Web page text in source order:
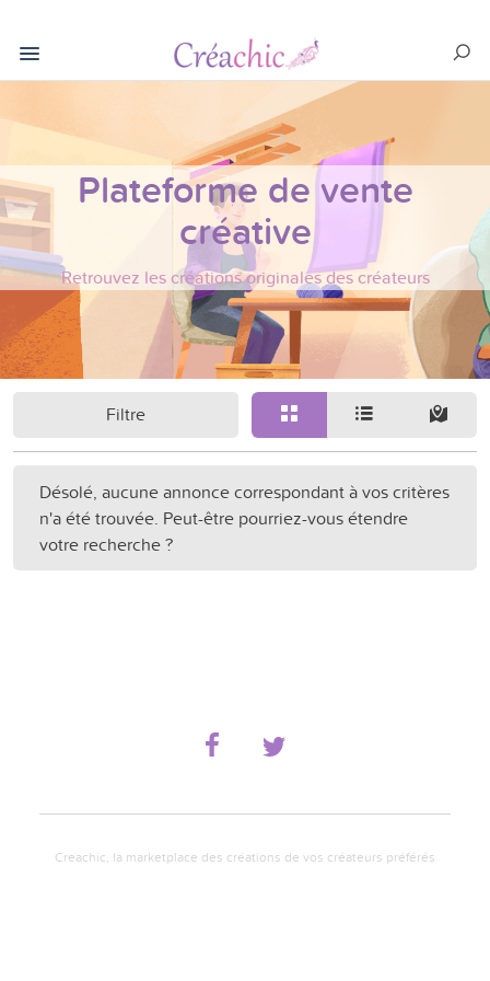
Plateforme de vente
créative
Retrouvez les créations originales des créateurs
Filtre
Désolé, aucune annonce correspondant à vos critères
n'a été trouvée. Peut-être pourriez-vous étendre
votre recherche ?
Creachic, la marketplace des créations de vos créateurs préférés